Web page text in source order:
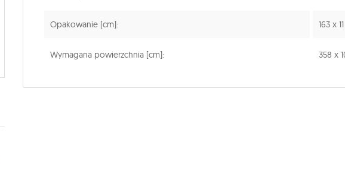
Opakowanie [cm]: 163 x
Wymagana powierzchnia [cm]: 358 x